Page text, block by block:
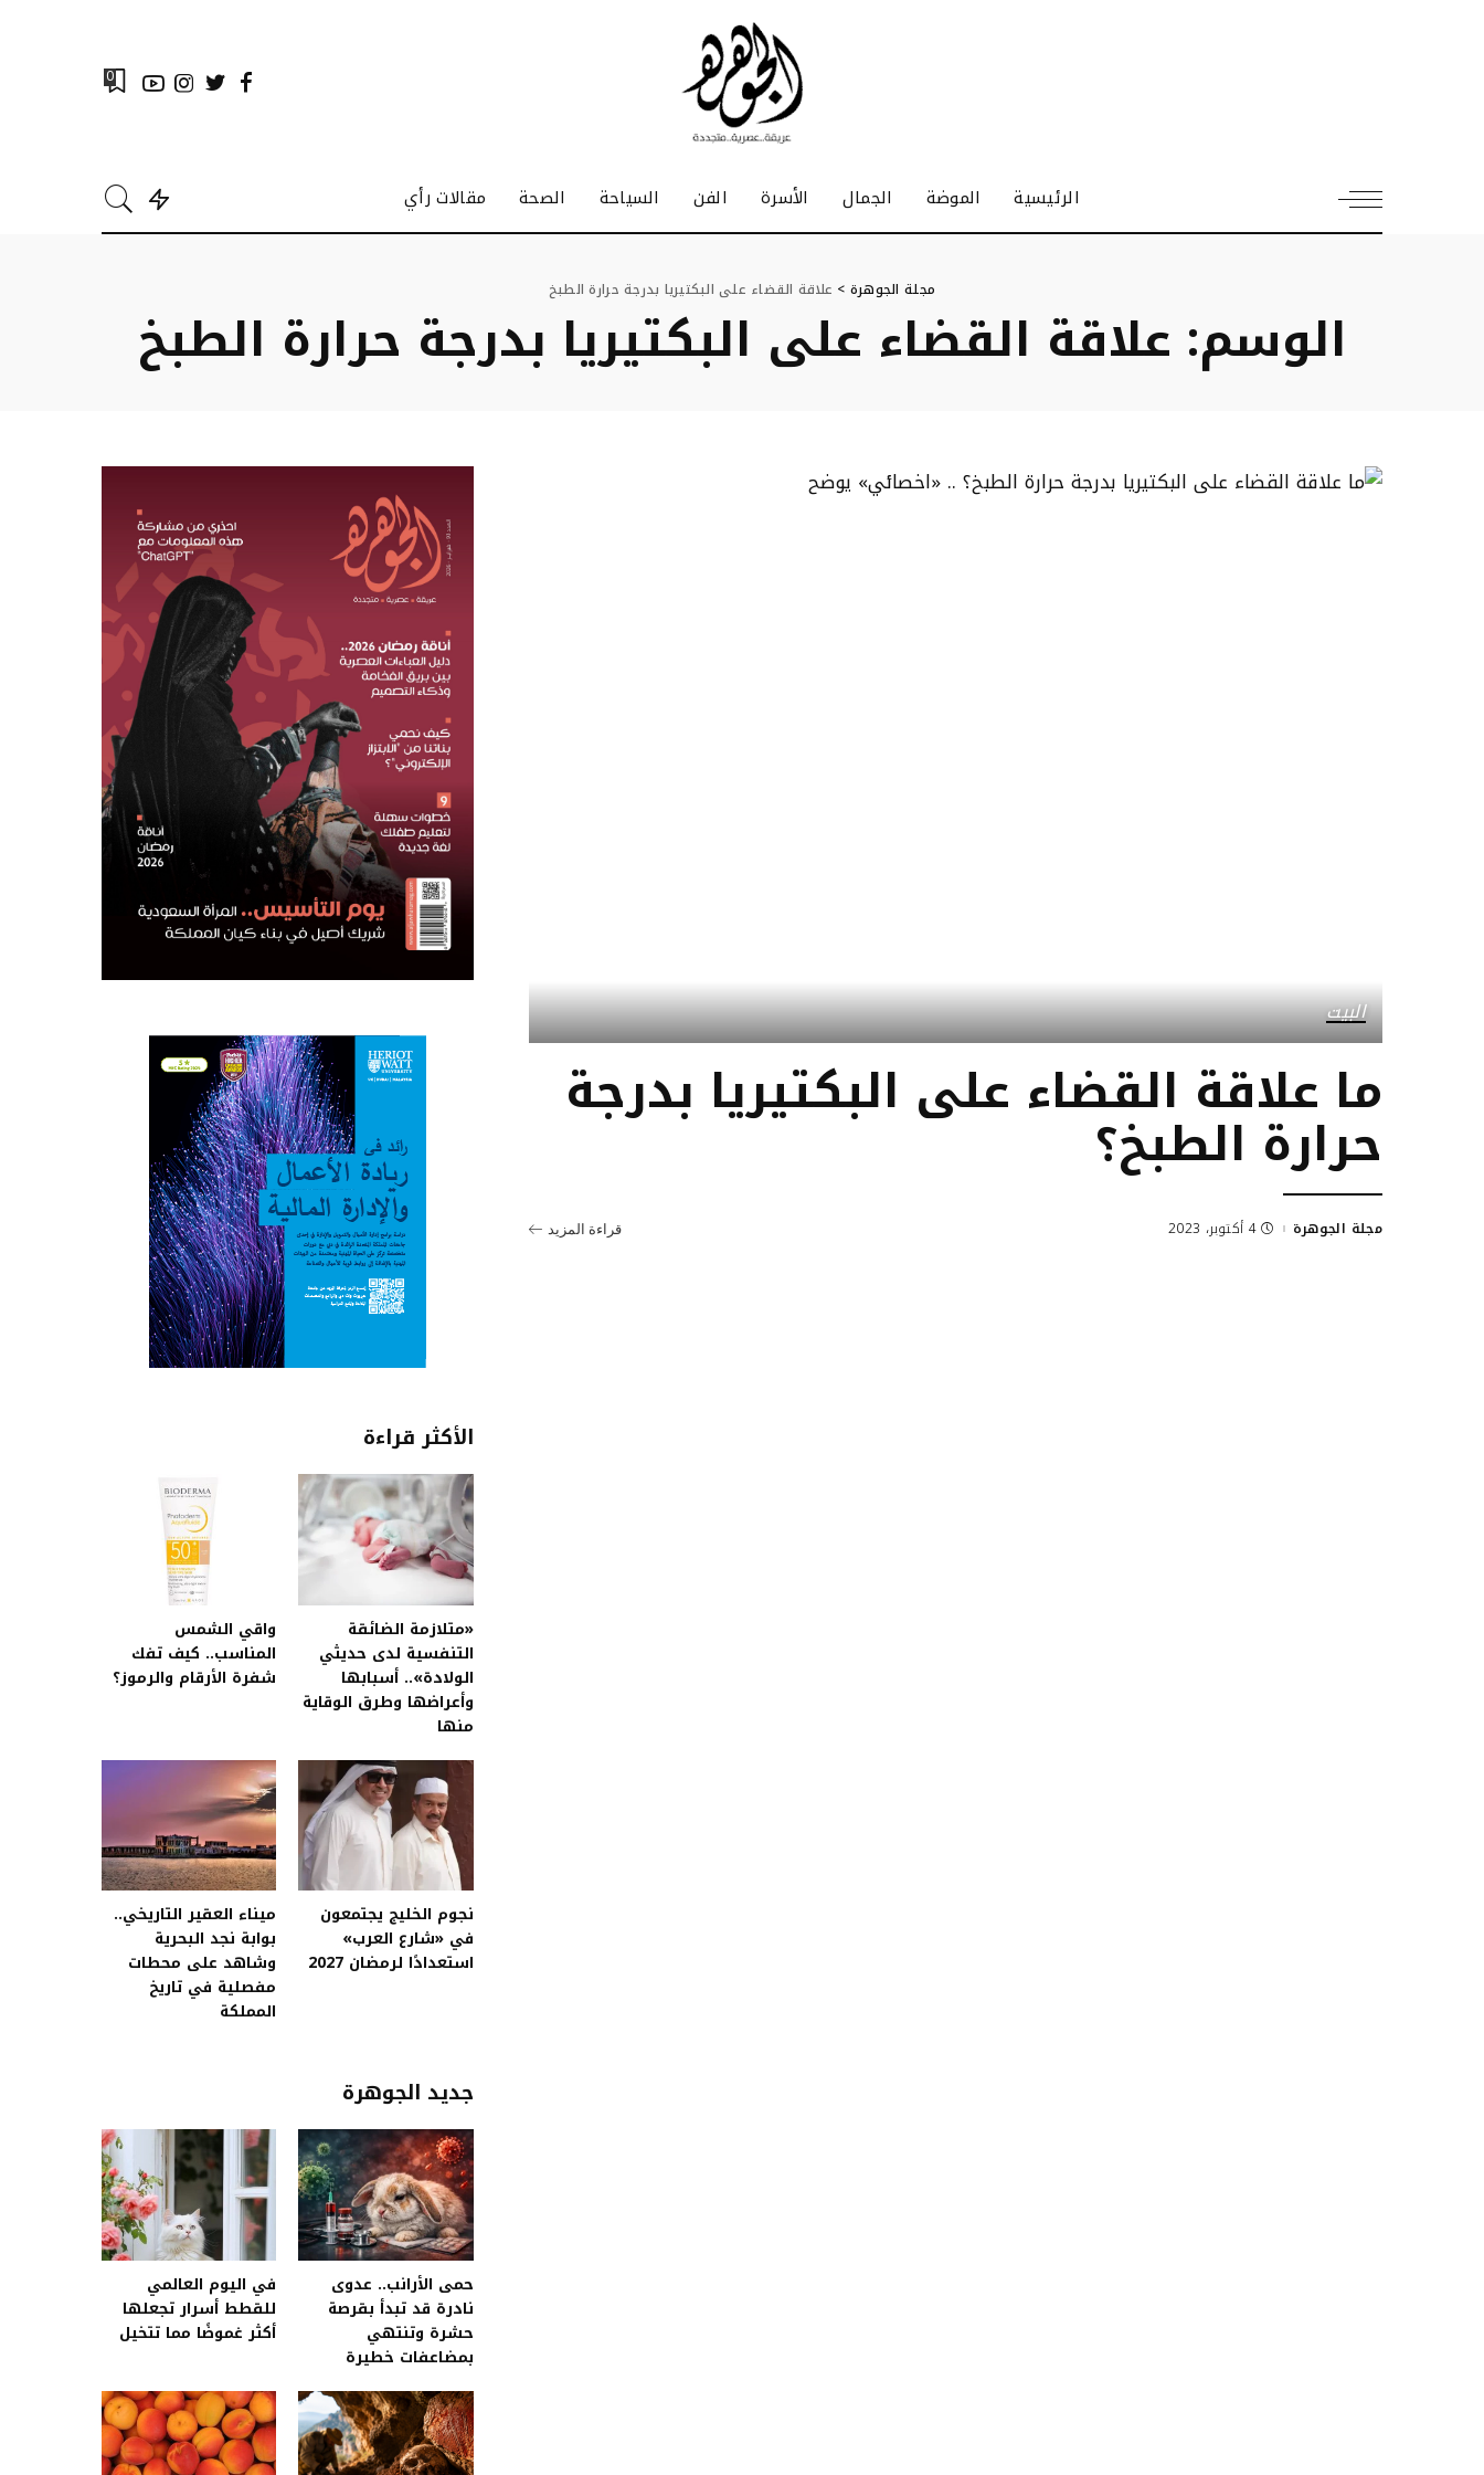
0
الرئيسية الموضة الجمال الأسرة الفن السياحة الصحة مقالات رأي
مجلة الجوهرة > علاقة القضاء على البكتيريا بدرجة حرارة الطبخ
الوسم: علاقة القضاء على البكتيريا بدرجة حرارة الطبخ
البيت
ما علاقة القضاء على البكتيريا بدرجة
حرارة الطبخ؟
مجلة الجوهرة 4 أكتوبر، 2023 قراءة المزيد
الأكثر قراءة
«متلازمة الضائقة
التنفسية لدى حديثي
الولادة».. أسبابها
وأعراضها وطرق الوقاية
منها
واقي الشمس
المناسب.. كيف تفك
شفرة الأرقام والرموز؟
نجوم الخليج يجتمعون
في «شارع العرب»
استعدادًا لرمضان 2027
ميناء العقير التاريخي..
بوابة نجد البحرية
وشاهد على محطات
مفصلية في تاريخ
المملكة
جديد الجوهرة
حمى الأرانب.. عدوى
نادرة قد تبدأ بقرصة
حشرة وتنتهي
بمضاعفات خطيرة
في اليوم العالمي
للقطط أسرار تجعلها
أكثر غموضًا مما تتخيل